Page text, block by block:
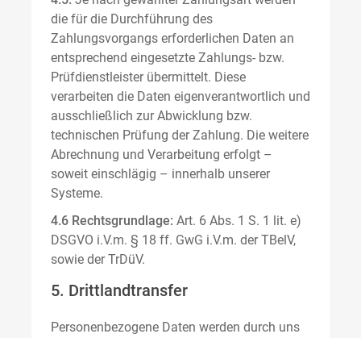
die für die Durchführung des
Zahlungsvorgangs erforderlichen Daten an
entsprechend eingesetzte Zahlungs- bzw.
Prüfdienstleister übermittelt. Diese
verarbeiten die Daten eigenverantwortlich und
ausschließlich zur Abwicklung bzw.
technischen Prüfung der Zahlung. Die weitere
Abrechnung und Verarbeitung erfolgt –
soweit einschlägig – innerhalb unserer
Systeme.
4.6 Rechtsgrundlage: Art. 6 Abs. 1 S. 1 lit. e)
DSGVO i.V.m. § 18 ff. GwG i.V.m. der TBelV,
sowie der TrDüV.
5. Drittlandtransfer
Personenbezogene Daten werden durch uns